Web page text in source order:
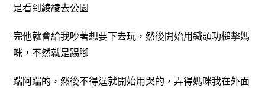
是看到綾綾去公園
完他就會給我吵著想要下去玩，然後開始用鐵頭功槌擊媽
咪，不然就是踢腳
踹阿踹的，然後不得逞就開始用哭的，弄得媽咪我在外面